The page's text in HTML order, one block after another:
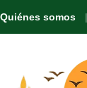
Quiénes somos